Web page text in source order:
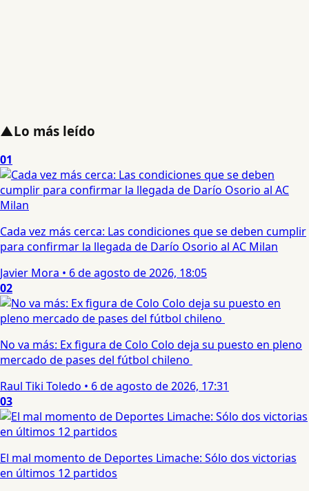
▲Lo más leído
01
Cada vez más cerca: Las condiciones que se deben cumplir
para confirmar la llegada de Darío Osorio al AC Milan
Javier Mora • 6 de agosto de 2026, 18:05
02
No va más: Ex figura de Colo Colo deja su puesto en pleno
mercado de pases del fútbol chileno
Raul Tiki Toledo • 6 de agosto de 2026, 17:31
03
El mal momento de Deportes Limache: Sólo dos victorias
en últimos 12 partidos